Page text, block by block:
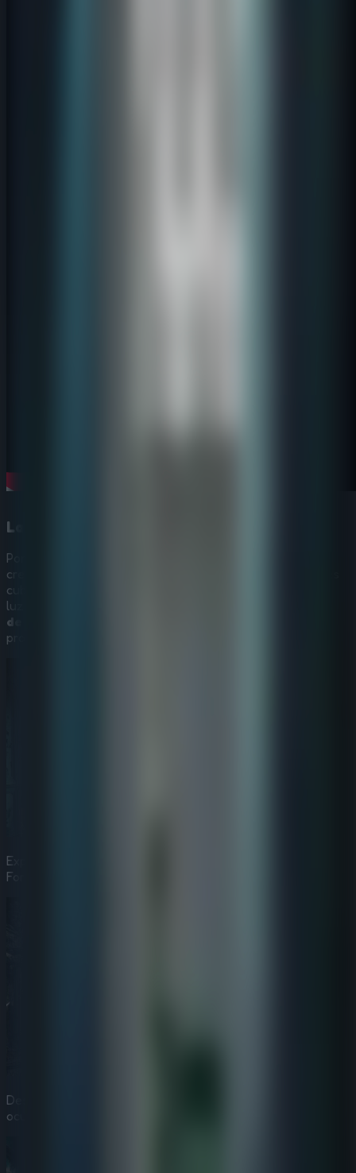
La historia de Darius
Ponte en la piel de Darius, un historiador dedicado que
creció estudiando mapas. Explora arcos derruidos, murales
cubiertos de hiedra y techos rotos por los que se cuela la
luz. Es una combinación perfecta para fans de los
de escape de misterio
profunda y guiada por la historia.
Explora los pasillos silenciosos y los arcos derruidos del
Forgotten Palace.
Descifra inscripciones reales y descubre mecanismos
ocultos.